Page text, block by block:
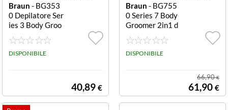
Braun - BG353
0 Depilatore Ser
ies 3 Body Groo
mer Grigio Body
Groomer
DISPONIBILE
40,89 €
Braun - BG755
0 Series 7 Body
Groomer 2in1 d
epilatore corpo
BODYGROOME
R C/TESTINA R
D
DISPONIBILE
66,90€
61,90 €